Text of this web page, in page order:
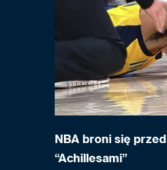
NBA broni się przed
“Achillesami”